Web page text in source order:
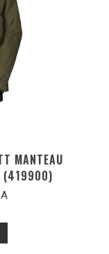
MANTEAU
(419900)